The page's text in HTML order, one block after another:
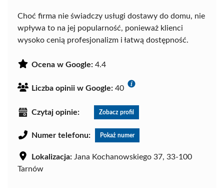
Choć firma nie świadczy usługi dostawy do domu, nie
wpływa to na jej popularność, ponieważ klienci
wysoko cenią profesjonalizm i łatwą dostępność.
Ocena w Google: 4.4
Liczba opinii w Google: 40
Czytaj opinie: Zobacz profil
Numer telefonu: Pokaż numer
Lokalizacja: Jana Kochanowskiego 37, 33-100
Tarnów